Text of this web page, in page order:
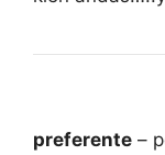
preferente –